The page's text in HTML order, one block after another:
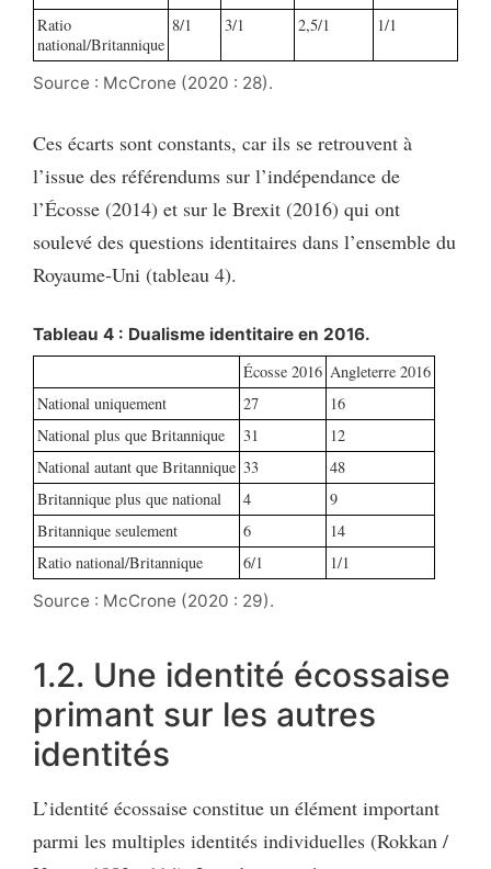
Ratio
national/Britannique
8/1 3/1 2,5/1 1/1
Source : McCrone (2020 : 28).
Ces écarts sont constants, car ils se retrouvent à
l’issue des référendums sur l’indépendance de
l’Écosse (2014) et sur le Brexit (2016) qui ont
soulevé des questions identitaires dans l’ensemble du
Royaume-Uni (tableau 4).
Tableau 4 : Dualisme identitaire en 2016.
Écosse 2016 Angleterre 2016
National uniquement
27
16
National plus que Britannique
31
12
National autant que Britannique 33
48
Britannique plus que national
4
9
Britannique seulement
6
14
Ratio national/Britannique
6/1
1/1
Source : McCrone (2020 : 29).
1.2. Une identité écossaise
primant sur les autres
identités
L’identité écossaise constitue un élément important
parmi les multiples identités individuelles (Rokkan /